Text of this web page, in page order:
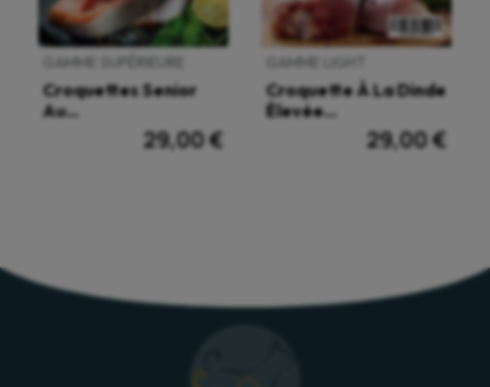
GAMME SUPÉRIEURE
Croquettes Senior
Au...
29,00 €
GAMME LIGHT
Croquette À La Dinde
Élevée...
29,00 €